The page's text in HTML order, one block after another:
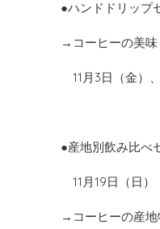
●ハンドドリップ
→コーヒーの美
11月3日（金）
●産地別飲み比べ
11月19日（日）
→コーヒーの産